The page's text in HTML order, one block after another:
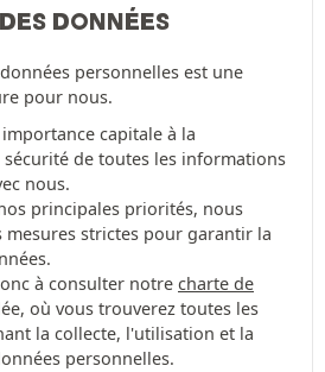
DONNÉES
personnelles est une
pour nous.
capitale à la
de toutes les informations
nous.
principales priorités, nous
mesures strictes pour garantir la
à consulter notre charte de
où vous trouverez toutes les
la collecte, l'utilisation et la
personnelles.